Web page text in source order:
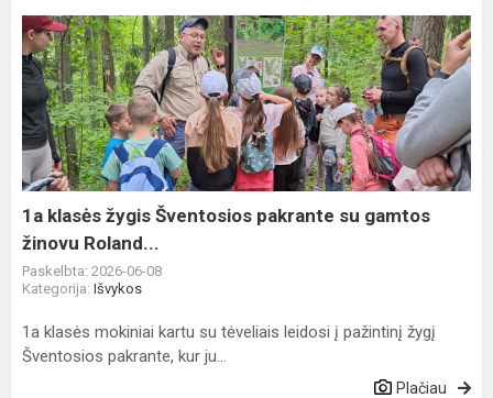
1a
klasės
žygis
Šventosios
pakrante
su
gamtos
žinovu
Roland...
1a klasės žygis Šventosios pakrante su gamtos
žinovu Roland...
Paskelbta: 2026-06-08
Kategorija: Išvykos
1a klasės mokiniai kartu su tėveliais leidosi į pažintinį žygį
Šventosios pakrante, kur ju...
Plačiau